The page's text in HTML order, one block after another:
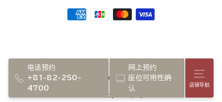
电话预约
+81-82-250-
4700
网上预约
座位可用性确
认
店铺导航
Copyright 2026 NADAMAN inc.
Powerd by Shopify